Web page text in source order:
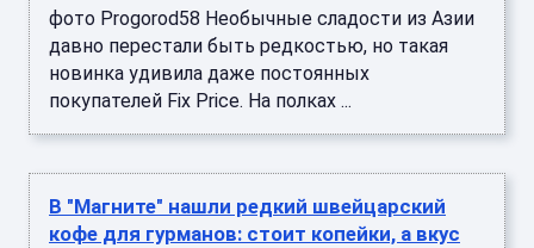
фото Progorod58 Необычные сладости из Азии
давно перестали быть редкостью, но такая
новинка удивила даже постоянных
покупателей Fix Price. На полках ...
В "Магните" нашли редкий швейцарский
кофе для гурманов: стоит копейки, а вкус